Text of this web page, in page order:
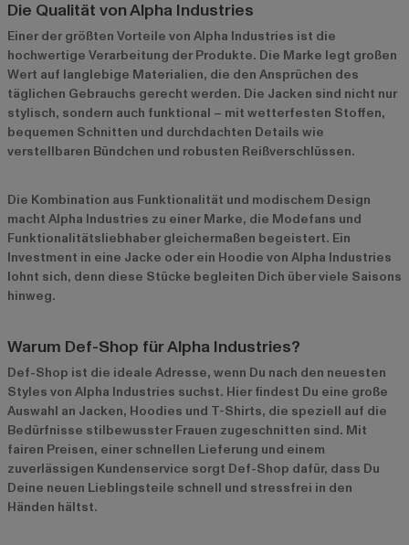
Die Qualität von Alpha Industries
Einer der größten Vorteile von Alpha Industries ist die
hochwertige Verarbeitung der Produkte. Die Marke legt großen
Wert auf langlebige Materialien, die den Ansprüchen des
täglichen Gebrauchs gerecht werden. Die Jacken sind nicht nur
stylisch, sondern auch funktional – mit wetterfesten Stoffen,
bequemen Schnitten und durchdachten Details wie
verstellbaren Bündchen und robusten Reißverschlüssen.
Die Kombination aus Funktionalität und modischem Design
macht Alpha Industries zu einer Marke, die Modefans und
Funktionalitätsliebhaber gleichermaßen begeistert. Ein
Investment in eine Jacke oder ein Hoodie von Alpha Industries
lohnt sich, denn diese Stücke begleiten Dich über viele Saisons
hinweg.
Warum Def-Shop für Alpha Industries?
Def-Shop ist die ideale Adresse, wenn Du nach den neuesten
Styles von Alpha Industries suchst. Hier findest Du eine große
Auswahl an Jacken, Hoodies und T-Shirts, die speziell auf die
Bedürfnisse stilbewusster Frauen zugeschnitten sind. Mit
fairen Preisen, einer schnellen Lieferung und einem
zuverlässigen Kundenservice sorgt Def-Shop dafür, dass Du
Deine neuen Lieblingsteile schnell und stressfrei in den
Händen hältst.